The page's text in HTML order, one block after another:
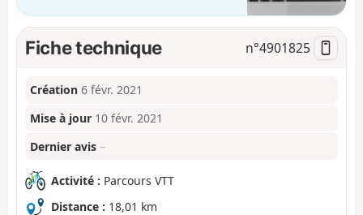
Fiche technique n°4901825
Création 6 févr. 2021
Mise à jour 10 févr. 2021
Dernier avis –
Activité : Parcours VTT
Distance : 18,01 km